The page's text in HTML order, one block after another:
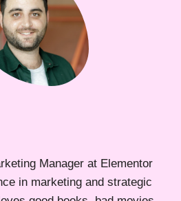
Manager at Elementor
in marketing and strategic